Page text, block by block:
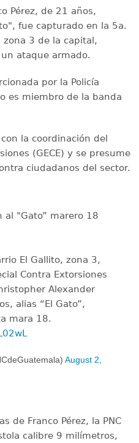
Pérez, de 21 años,
fue capturado en la 5a.
zona 3 de la capital,
ataque armado.
por la Policía
es miembro de la banda
la coordinación del
(GECE) y se presume
ciudadanos del sector.
al "Gato” marero 18
El Gallito, zona 3,
Contra Extorsiones
Alexander
alias “El Gato”,
mara 18.
August 2,
de Franco Pérez, la PNC
calibre 9 milímetros,